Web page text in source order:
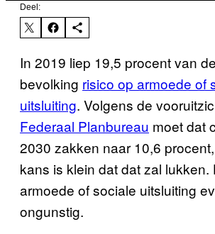
Deel:
In 2019 liep 19,5 procent van
bevolking risico op armoede of
uitsluiting. Volgens de
Federaal Planbureau moet dat
2030 zakken naar 10,6
kans is klein dat dat zal lukken.
armoede of sociale uitsluiting
ongunstig.